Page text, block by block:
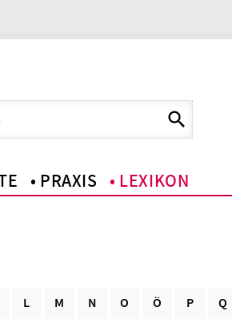
PRAXIS LEXIKON
L M N O Ö P Q